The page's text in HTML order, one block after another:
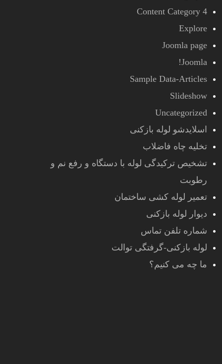
Content Category 4
Explore
Joomla page
Joomla!
Sample Data-Articles
Slideshow
Uncategorized
اسلایدشو لوله بازکنی
تخلیه چاه فاضلاب
تشخیص ترکیدگی لوله با دستگاه و رفع نم و
رطوبت
تعمیر لوله کشی ساختمان
دیوار لوله بازکنی
شماره تلفن تماس
لوله بازکنی-گرفتگی توالت
ما چه می کنیم؟